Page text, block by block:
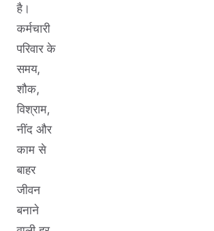
है।
कर्मचारी
परिवार के
समय,
शौक,
विश्राम,
नींद और
काम से
बाहर
जीवन
बनाने